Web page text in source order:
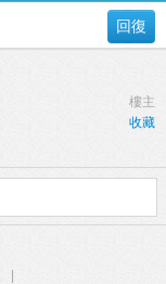
回復
樓主
收藏